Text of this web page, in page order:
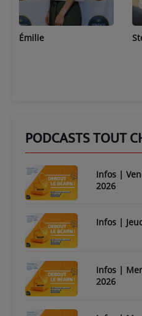
Stéphanie
PODCASTS TOUT
Infos |
2026
Infos |
Infos |
2026